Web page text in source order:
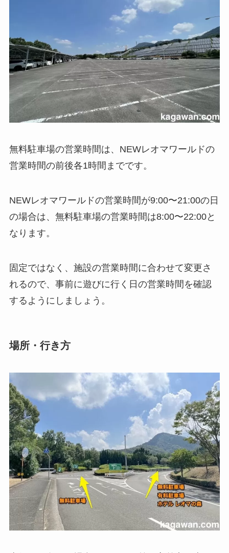
無料駐車場の営業時間は、NEWレオマワールドの
営業時間の前後各1時間までです。
NEWレオマワールドの営業時間が9:00〜21:00の日
の場合は、無料駐車場の営業時間は8:00〜22:00と
なります。
固定ではなく、施設の営業時間に合わせて変更さ
れるので、事前に遊びに行く日の営業時間を確認
するようにしましょう。
場所・行き方